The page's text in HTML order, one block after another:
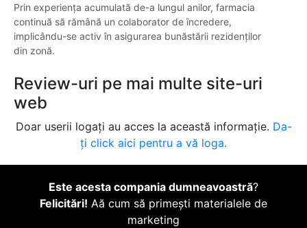
Prin experiența acumulată de-a lungul anilor, farmacia
continuă să rămână un colaborator de încredere,
implicându-se activ în asigurarea bunăstării rezidenților
din zonă.
Review-uri pe mai multe site-uri
web
Doar userii logați au acces la această informație. Da-
ți click aici pentru a vă loga.
Este acesta compania dumneavoastră?
Felicitări! Aă cum să primești materialele de
marketing